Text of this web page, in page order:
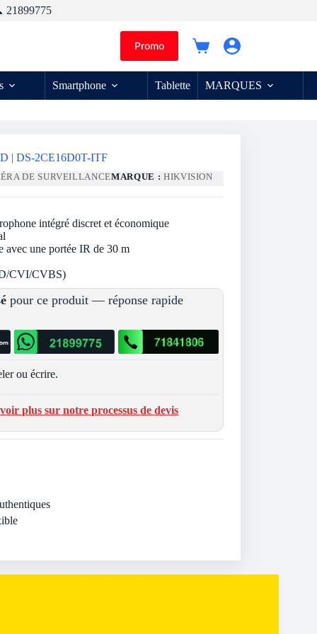
21899775
Promo
Panier
Smartphone Tablette MARQUES
| DS-2CE16D0T-ITF
DE SURVEILLANCEMARQUE : HIKVISION
intégré discret et économique
une portée IR de 30 m
CVI/CVBS)
pour ce produit — réponse rapide
ou écrire.
plus sur notre processus de devis